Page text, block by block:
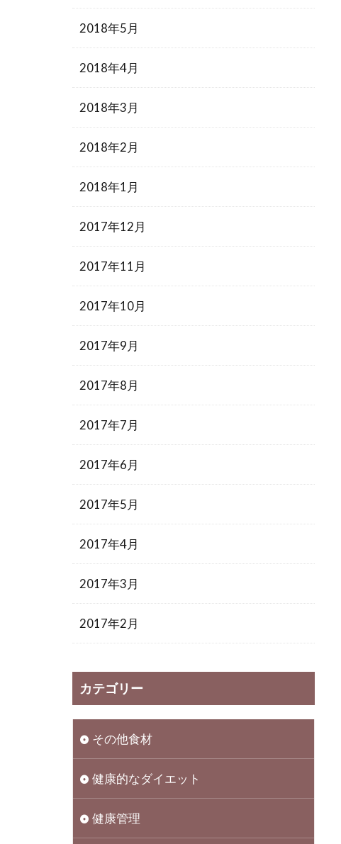
2018年5月
2018年4月
2018年3月
2018年2月
2018年1月
2017年12月
2017年11月
2017年10月
2017年9月
2017年8月
2017年7月
2017年6月
2017年5月
2017年4月
2017年3月
2017年2月
カテゴリー
その他食材
健康的なダイエット
健康管理